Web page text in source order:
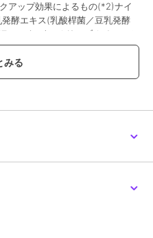
アップ効果によるもの(*2)ナイ
酵エキス(乳酸桿菌／豆乳発酵
シエキス)、オリーブオイル、ホ
ニナバラ果実油)＜コンシーラー
ハイライトとしても使えるバニ
み良く自然な明るさのナチュラ
ぐすみを払い(*1)透明感(*1)を与
バイオレットの光を秘めたクリ